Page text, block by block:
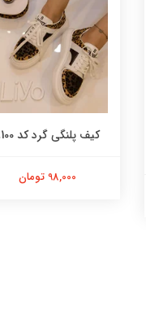
کیف پلنگی گرد کد 8100
98,000 تومان